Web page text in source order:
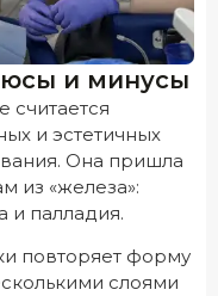
и минусы
считается
и эстетичных
Она пришла
из «железа»:
и палладия.
повторяет форму
слоями